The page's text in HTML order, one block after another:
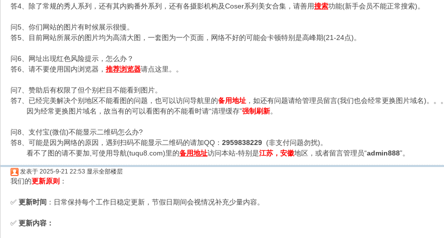
答4、除了常规的秀人系列，还有其内购番外系列，还有各摄影机构及Coser系列美女合集，请善用搜索功能(新手会员不能正常搜索)。
问5、你们网站的图片有时候展示很慢。
答5、目前网站所展示的图片均为高清大图，一套图为一个页面，网络不好的可能会卡顿特别是高峰期(21-24点)。
问6、网址出现红色风险提示，怎么办？
答6、请不要使用国内浏览器， 推荐浏览器请点这里。。
问7、赞助后有权限了但个别栏目不能看到图片。
答7、已经完美解决个别地区不能看图的问题，也可以访问导航里的备用地址 ，如还有问题请给管理员留言(我们也会经常更换图片域名)。。。
因为经常更换图片域名，故当有的可以看图有的不能看时请“清理缓存”强制刷新。
问8、支付宝(微信)不能显示二维码怎么办?
答8、可能是因为网络的原因，遇到扫码不能显示二维码的请加QQ： 2959838229 (非支付问题勿扰)。
看不了图的请不要加,可使用导航(tuqu8.com)里的备用地址访问本站-特别是江苏，安徽地区，或者留言管理员“admin888”。
发表于 2025-9-21 22:53 显示全部楼层
我们的更新原则 ：
✅ 更新时间 ：日常保持每个工作日稳定更新，节假日期间会视情况补充少量内容。
✅ 更新内容：